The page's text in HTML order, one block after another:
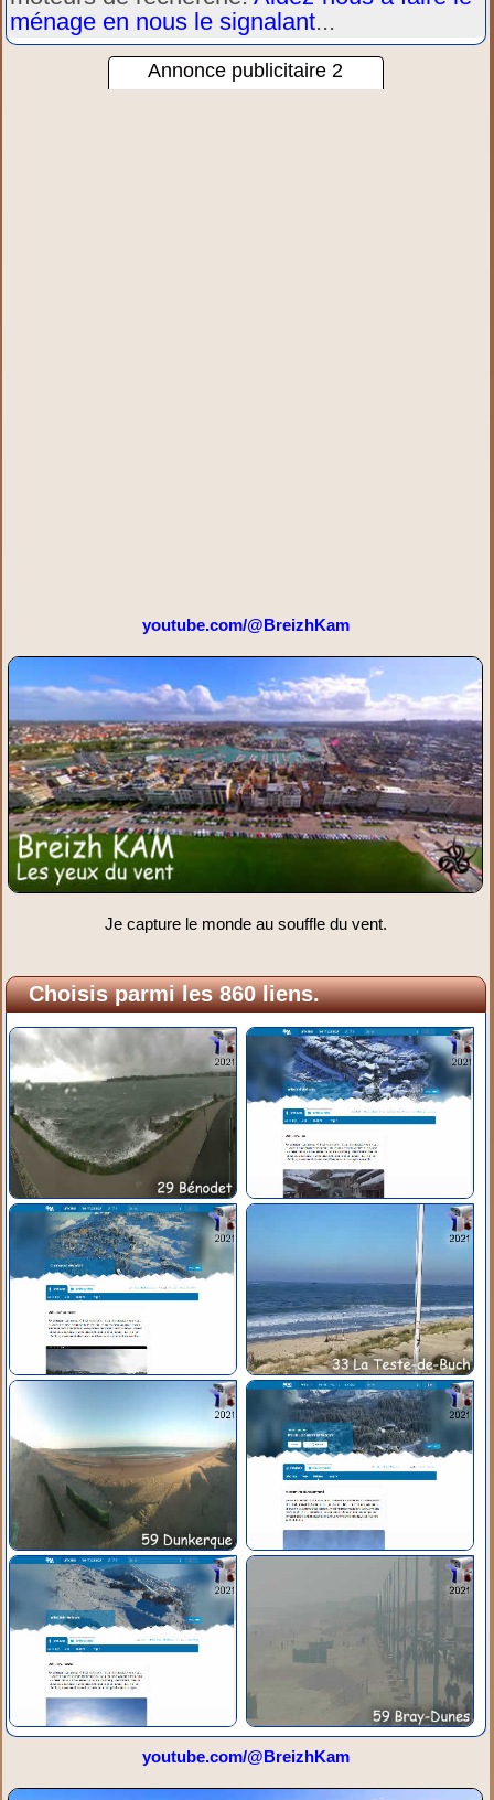
ménage en nous le signalant...
Annonce publicitaire 2
youtube.com/@BreizhKam
Je capture le monde au souffle du vent.
Choisis parmi les 860 liens.
youtube.com/@BreizhKam